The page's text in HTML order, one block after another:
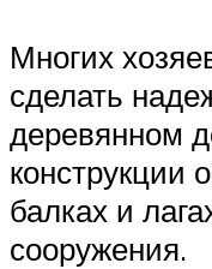
Многих
сделать
деревянном
конструкции
балках и
сооружения.